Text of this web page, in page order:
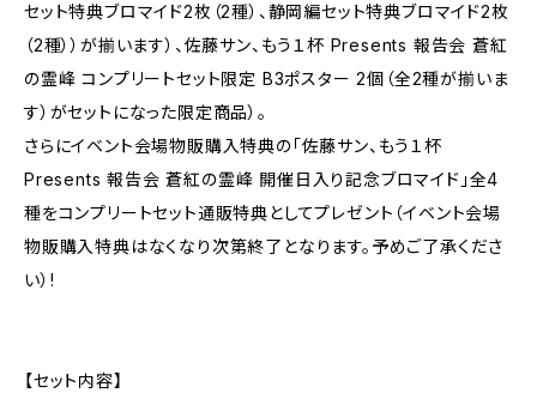
セット特典ブロマイド2枚（2種）、静岡編セット特典ブロマイド2枚
（2種））が揃います）、佐藤サン、もう１杯 Presents 報告会 蒼紅
の霊峰 コンプリートセット限定 B3ポスター 2個（全2種が揃いま
す）がセットになった限定商品）。
さらにイベント会場物販購入特典の「佐藤サン、もう１杯
Presents 報告会 蒼紅の霊峰 開催日入り記念ブロマイド」全4
種をコンプリートセット通販特典としてプレゼント（イベント会場
物販購入特典はなくなり次第終了となります。予めご了承くださ
い）!
【セット内容】